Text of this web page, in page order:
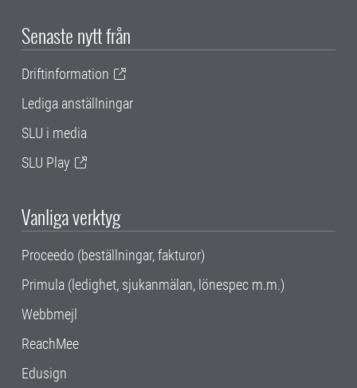
Senaste nytt från
Driftinformation
Lediga anställningar
SLU i media
SLU Play
Vanliga verktyg
Proceedo (beställningar, fakturor)
Primula (ledighet, sjukanmälan, lönespec m.m.)
Webbmejl
ReachMee
Edusign